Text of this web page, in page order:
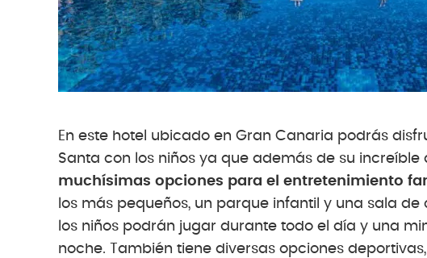
En este hotel ubicado en Gran Canaria podrás
Santa con los niños ya que además de su
muchísimas opciones para el entretenimiento
los más pequeños, un parque infantil y una sala
los niños podrán jugar durante todo el día y una
noche. También tiene diversas opciones